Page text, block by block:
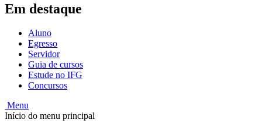
Em destaque
Aluno
Egresso
Servidor
Guia de cursos
Estude no IFG
Concursos
Menu
Início do menu principal